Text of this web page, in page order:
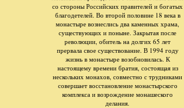
со стороны Российских правителей и богатых
благодетелей. Во второй половине 18 века в
монастыре вознеслись два каменных храма,
существующих и поныне. Закрытая после
революции, обитель на долгих 65 лет
прервала свое существование. В 1994 году
жизнь в монастыре возобновилась. К
настоящему времени братия, состоящая из
нескольких монахов, совместно с трудниками
совершает восстановление монастырского
комплекса и возрождение монашеского
делания.